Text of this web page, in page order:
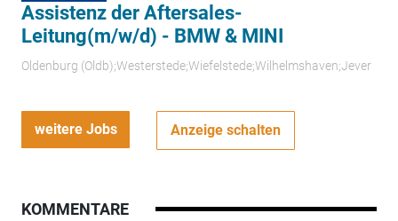
Assistenz der Aftersales-
Leitung(m/w/d) - BMW & MINI
Oldenburg (Oldb);Westerstede;Wiefelstede;Wilhelmshaven;Jever
weitere Jobs Anzeige schalten
KOMMENTARE